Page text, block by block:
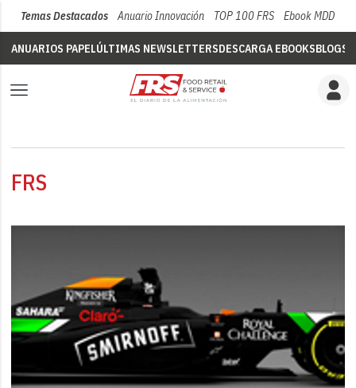
Temas Destacados Anuario Innovación TOP 100 FRS Ebook MDD
ANUARIOS PAPELÚLTIMAS NEWSLETTERSDESCARGA EBOOKSBLOGS
FRS